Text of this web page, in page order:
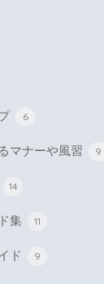
6
マナーや風習 9
14
集 11
ド 9